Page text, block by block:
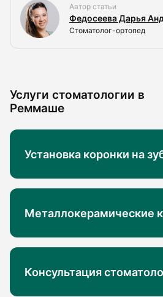
Автор статьи
Федосеева Дарья
Стоматолог-ортопед
Услуги стоматологии в
Реммаше
Установка коронки на
Металлокерамические
Консультация